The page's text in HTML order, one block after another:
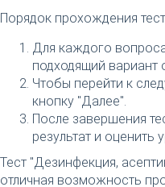
Порядок прохождения
Для каждого
подходящий вариант
Чтобы перейти к
кнопку "Далее".
После завершения
результат и оценить
Тест "Дезинфекция,
отличная возможность